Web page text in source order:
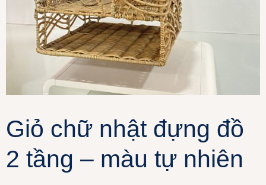
Giỏ chữ nhật đựng đồ
2 tầng – màu tự nhiên